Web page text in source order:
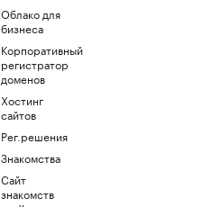
Облако для
бизнеса
Корпоративный
регистратор
доменов
Хостинг
сайтов
Рег.решения
Знакомства
Сайт
знакомств